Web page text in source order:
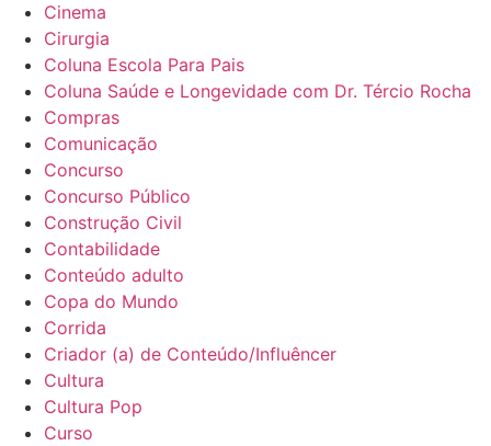
Cinema
Cirurgia
Coluna Escola Para Pais
Coluna Saúde e Longevidade com Dr. Tércio Rocha
Compras
Comunicação
Concurso
Concurso Público
Construção Civil
Contabilidade
Conteúdo adulto
Copa do Mundo
Corrida
Criador (a) de Conteúdo/Influêncer
Cultura
Cultura Pop
Curso